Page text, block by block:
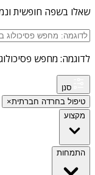
שאלו בשפה חופשית
לדוגמה: מחפש
סנן
טיפול בחרדה חברתית×
מקצוע
התמחות